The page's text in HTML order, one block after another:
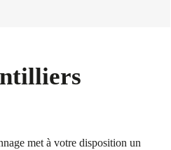
met à votre disposition un